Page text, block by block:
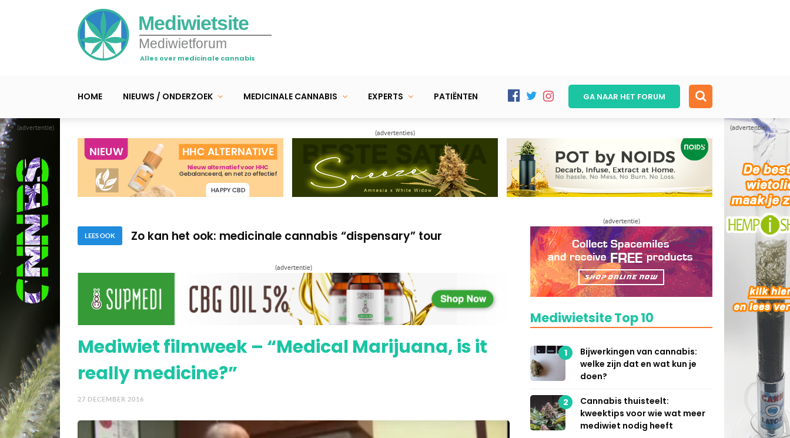
(advertentie) (advertentie)
Mediwietsite
Mediwietforum
Alles over medicinale cannabis
HOME NIEUWS / ONDERZOEK MEDICINALE CANNABIS EXPERTS PATIËNTEN GA NAAR HET FORUM
(advertenties)
LEES OOK
Medicinale cannabis van Tommy Chong
Mediwiet filmweek – “Weed”
Medicinale cannabis van Tommy Chong
Mediwiet filmweek – “Weed”(advertentie)
Mediwiet filmweek – “Medical Marijuana, is it
really medicine?”
27 DECEMBER 2016
(advertentie)
Mediwietsite Top 10
1
Bijwerkingen van cannabis:
welke zijn dat en wat kun je
doen?
2
Cannabis thuisteelt:
kweektips voor wie wat meer
mediwiet nodig heeft